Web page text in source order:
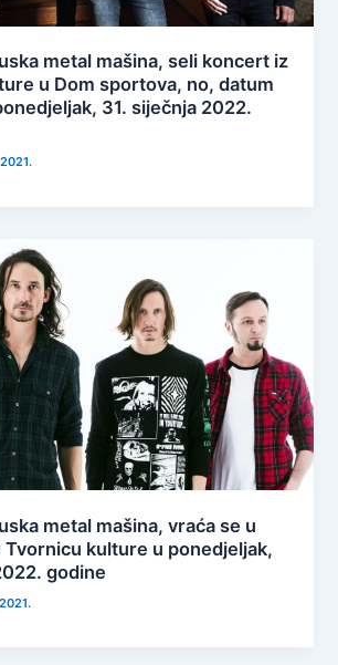
metal mašina, seli koncert iz
u Dom sportova, no, datum
31. siječnja 2022.
metal mašina, vraća se u
Tvornicu kulture u ponedjeljak,
godine